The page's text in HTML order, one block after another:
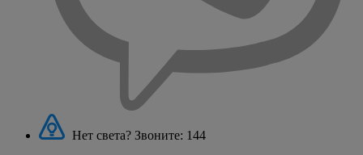
Нет света? Звоните: 144